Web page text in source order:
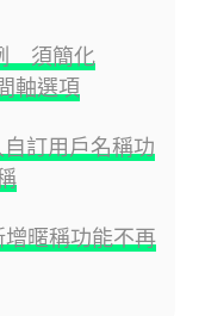
須簡化
軸選項
訂用戶名稱功
暱稱功能不再